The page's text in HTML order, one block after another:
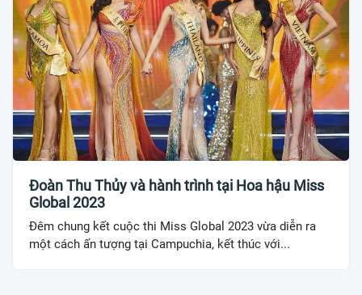
Đoàn Thu Thủy và hành trình tại Hoa hậu Miss
Global 2023
Đêm chung kết cuộc thi Miss Global 2023 vừa diễn ra
một cách ấn tượng tại Campuchia, kết thúc với...